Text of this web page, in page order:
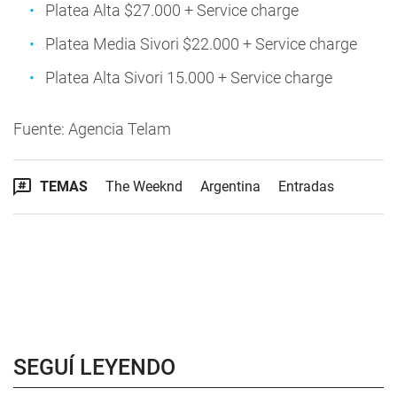
Platea Alta $27.000 + Service charge
Platea Media Sivori $22.000 + Service charge
Platea Alta Sivori 15.000 + Service charge
Fuente: Agencia Telam
TEMAS The Weeknd Argentina Entradas
SEGUÍ LEYENDO